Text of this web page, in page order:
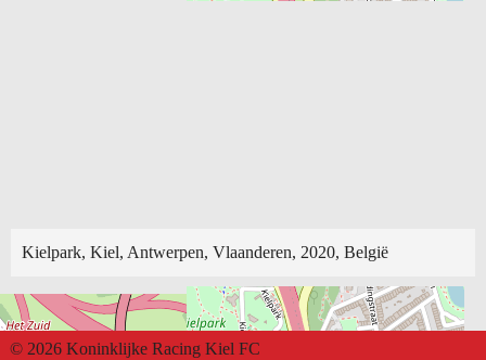
Kielpark, Kiel, Antwerpen, Vlaanderen, 2020, België
© 2026 Koninklijke Racing Kiel FC